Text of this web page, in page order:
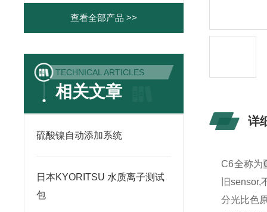
查看全部产品 >>
TECHNICAL ARTICLES
相关文章
硫酸镍自动添加系统
日本KYORITSU 水质离子测试
包
详
C6全称为
旧sensor,
分光比色